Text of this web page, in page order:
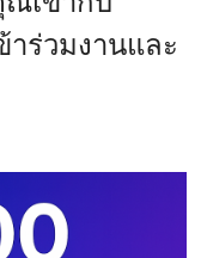
าร่วมงานและ